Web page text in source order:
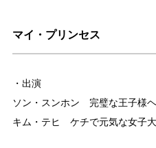
マイ・プリンセス
・出演
ソン・スンホン 完璧な王子様ヘ
キム・テヒ ケチで元気な女子大